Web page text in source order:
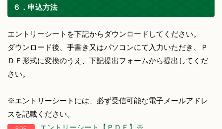
６．申込方法
エントリーシートを下記からダウンロードしてください。
ダウンロード後、手書き又はパソコンにて入力いただき、Ｐ
ＤＦ形式に変換のうえ、下記提出フォームから提出してくだ
さい。
※エントリーシートには、必ず受信可能な電子メールアドレ
スを記載ください。
エントリーシート【ＰＤＦ】※